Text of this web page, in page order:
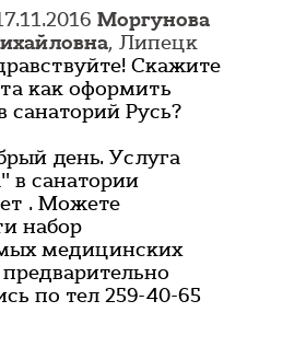
Моргунова
, Липецк
Скажите
как оформить
санаторий Русь?
день. Услуга
в санатории
. Можете
набор
медицинских
по тел 259-40-65